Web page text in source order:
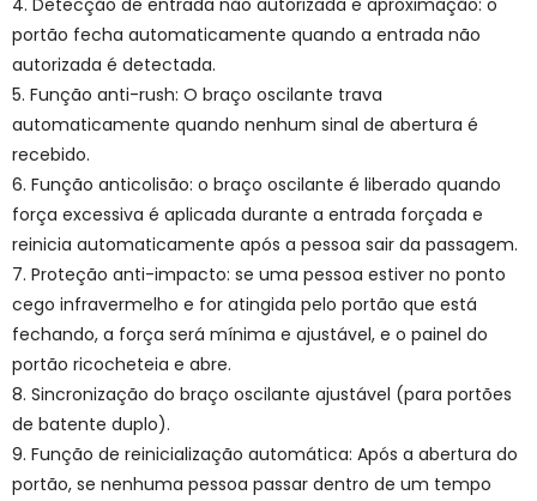
4. Detecção de entrada não autorizada e aproximação: o
portão fecha automaticamente quando a entrada não
autorizada é detectada.
5. Função anti-rush: O braço oscilante trava
automaticamente quando nenhum sinal de abertura é
recebido.
6. Função anticolisão: o braço oscilante é liberado quando
força excessiva é aplicada durante a entrada forçada e
reinicia automaticamente após a pessoa sair da passagem.
7. Proteção anti-impacto: se uma pessoa estiver no ponto
cego infravermelho e for atingida pelo portão que está
fechando, a força será mínima e ajustável, e o painel do
portão ricocheteia e abre.
8. Sincronização do braço oscilante ajustável (para portões
de batente duplo).
9. Função de reinicialização automática: Após a abertura do
portão, se nenhuma pessoa passar dentro de um tempo